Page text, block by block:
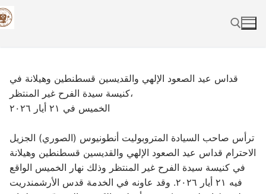
Skip
to
Search for:
قداس عيد الصعود الإلهي والقديسين قسطنطين وهيلانة في
كنيسة سيدة الفرح غير المنتظر،
الخميس في ٢١ أيار ٢٠٢٦
ترأس صاحب السيادة المتروبوليت أنطونيوس (الصوري) الجزيل
الاحترام قداس عيد الصعود الإلهي والقديسين قسطنطين وهيلانة
في كنيسة سيدة الفرح غير المنتظر وذلك نهار الخميس الواقع
فيه ٢١ أيار ٢٠٢٦. وقد عاونه في الخدمة قدس الأرشمندريت